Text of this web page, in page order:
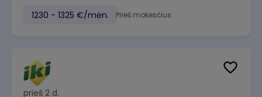
1230 - 1325 €/mėn. Prieš mokesčius
prieš 2 d.